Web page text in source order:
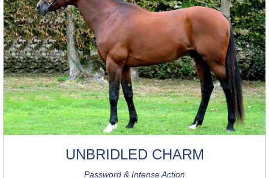
UNBRIDLED CHARM
Password & Intense Action